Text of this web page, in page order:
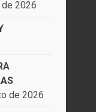
2026
de 2026